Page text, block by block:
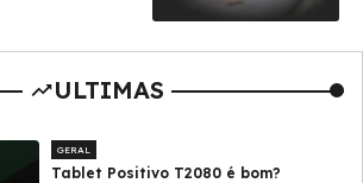
ULTIMAS
GERAL
Tablet Positivo T2080 é bom?